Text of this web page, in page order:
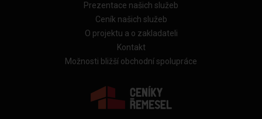
Prezentace našich služeb
Ceník našich služeb
O projektu a o zakladateli
Kontakt
Možnosti bližší obchodní spolupráce